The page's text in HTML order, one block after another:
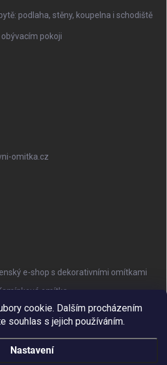
cookie. Dalším procházením
souhlas s jejich používáním.
Nastavení
podlaha, stěny, koupelna i schodiště
pokoji
omitka.cz
e-shop s dekorativními omítkami
omítka
květináče Provencelia
zajišťuje BISQUE